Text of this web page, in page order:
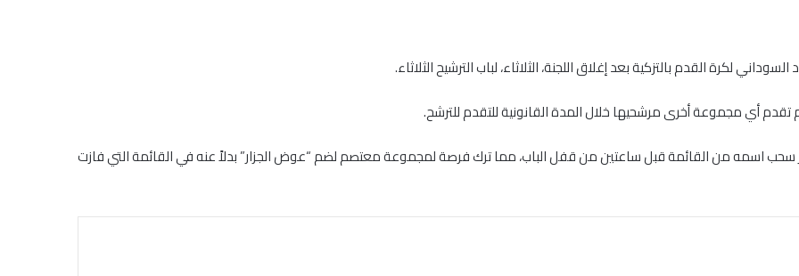
لكرة القدم بالتزكية بعد إغلاق اللجنة، الثلاثاء، لباب الترشيح الثلاثاء.
أي مجموعة أخرى مرشحيها خلال المدة القانونية للتقدم للترشح.
اسمه من القائمة قبل ساعتين من قفل الباب، مما ترك فرصة لمجموعة معتصم لضم “عوض الجزار” بدلاً عنه في القائمة التي فازت